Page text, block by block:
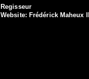
Regisseur
Website: Frédérick Maheux